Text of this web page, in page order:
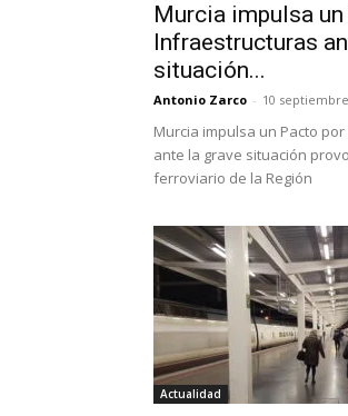
Murcia impulsa
Infraestructuras
situación...
Antonio Zarco - 10
Murcia impulsa un Pacto
ante la grave situación
ferroviario de la Región
Actualidad